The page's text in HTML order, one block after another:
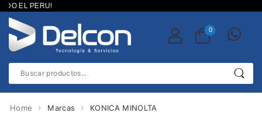
EL PERU!
0
Home › Marcas › KONICA MINOLTA